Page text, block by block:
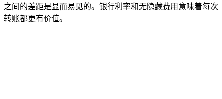
之间的差距是显而易见的。银行利率和无隐藏费用意味着每次
转账都更有价值。